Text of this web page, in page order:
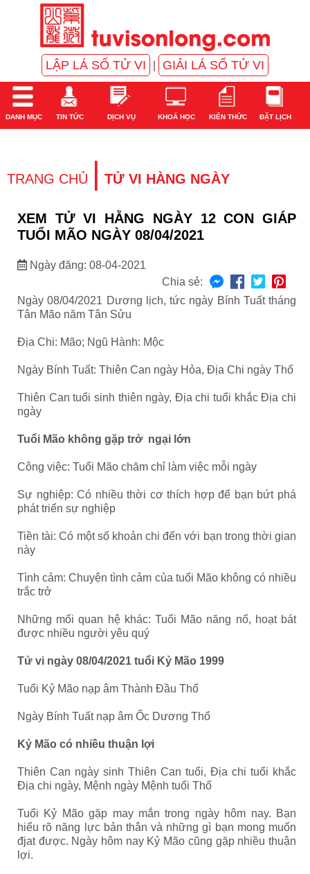
LẬP LÁ SỐ TỬ VI GIẢI LÁ SỐ TỬ VI
DANH MỤC TIN TỨC DỊCH VỤ KHOÁ HỌC KIẾN THỨC ĐẶT LỊCH
TRANG CHỦ | TỬ VI HÀNG NGÀY
XEM TỬ VI HẰNG NGÀY 12 CON GIÁP
TUỔI MÃO NGÀY 08/04/2021
Ngày đăng: 08-04-2021
Chia sẻ:
Ngày 08/04/2021 Dương lịch, tức ngày Bính Tuất tháng
Tân Mão năm Tân Sửu
Địa Chi: Mão; Ngũ Hành: Mộc
Ngày Bính Tuất: Thiên Can ngày Hỏa, Địa Chi ngày Thổ
Thiên Can tuổi sinh thiên ngày, Địa chi tuổi khắc Địa chi
ngày
Tuổi Mão không gặp trở ngại lớn
Công việc: Tuổi Mão chăm chỉ làm việc mỗi ngày
Sự nghiệp: Có nhiều thời cơ thích hợp để bạn bứt phá
phát triển sự nghiệp
Tiền tài: Có một số khoản chi đến với bạn trong thời gian
này
Tình cảm: Chuyện tình cảm của tuổi Mão không có nhiều
trắc trở
Những mối quan hệ khác: Tuổi Mão năng nổ, hoạt bát
được nhiều người yêu quý
Tử vi ngày 08/04/2021 tuổi Kỷ Mão 1999
Tuổi Kỷ Mão nạp âm Thành Đầu Thổ
Ngày Bính Tuất nạp âm Ốc Dương Thổ
Kỷ Mão có nhiều thuận lợi
Thiên Can ngày sinh Thiên Can tuổi, Địa chi tuổi khắc
Địa chi ngày, Mệnh ngày Mệnh tuổi Thổ
Tuổi Kỷ Mão gặp may mắn trong ngày hôm nay. Bạn
hiểu rõ năng lực bản thân và những gì bạn mong muốn
đjat được. Ngày hôm nay Kỷ Mão cũng gặp nhiều thuận
lợi.